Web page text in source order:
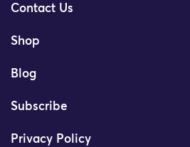
Contact Us
Shop
Blog
Subscribe
Privacy Policy